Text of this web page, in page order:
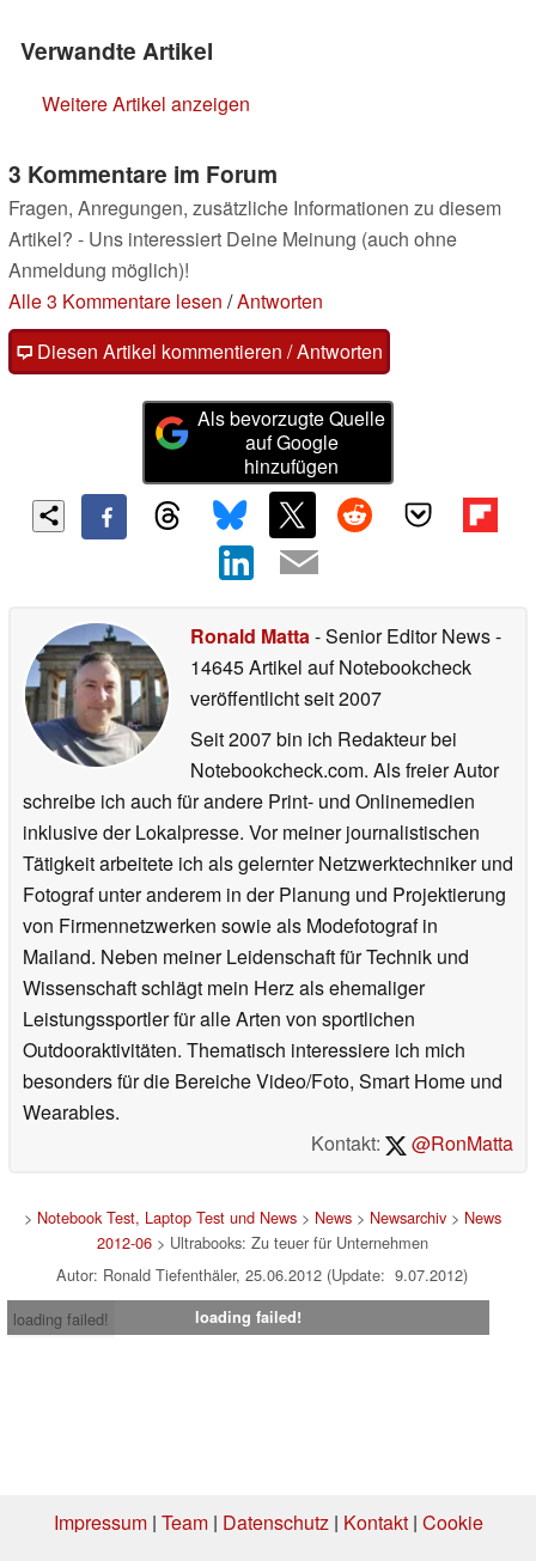
Verwandte Artikel
Weitere Artikel anzeigen
3 Kommentare im Forum
Fragen, Anregungen, zusätzliche Informationen zu diesem
Artikel? - Uns interessiert Deine Meinung (auch ohne
Anmeldung möglich)!
Alle 3 Kommentare lesen /Antworten
Diesen Artikel kommentieren / Antworten
Als bevorzugte Quelle
auf Google
hinzufügen
Ronald Matta- Senior Editor News-
14645 Artikel auf Notebookcheck
veröffentlichtseit 2007
Seit 2007 bin ich Redakteur bei
Notebookcheck.com. Als freier Autor
schreibe ich auch für andere Print- und Onlinemedien
inklusive der Lokalpresse. Vor meiner journalistischen
Tätigkeit arbeitete ich als gelernter Netzwerktechniker und
Fotograf unter anderem in der Planung und Projektierung
von Firmennetzwerken sowie als Modefotograf in
Mailand. Neben meiner Leidenschaft für Technik und
Wissenschaft schlägt mein Herz als ehemaliger
Leistungssportler für alle Arten von sportlichen
Outdooraktivitäten. Thematisch interessiere ich mich
besonders für die Bereiche Video/Foto, Smart Home und
Wearables.
Kontakt:
@RonMatta
> Notebook Test, Laptop Test und News> News> Newsarchiv> News
2012-06> Ultrabooks: Zu teuer für Unternehmen
Autor: Ronald Tiefenthäler, 25.06.2012 (Update: 9.07.2012)
loading failed!
loading failed!
Impressum| Team| Datenschutz| Kontakt| Cookie